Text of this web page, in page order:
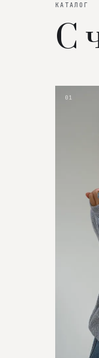
КАТАЛОГ
С
01